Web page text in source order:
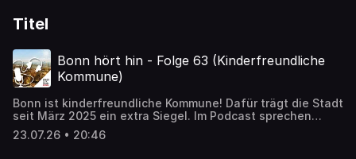
Titel
Bonn hört hin - Folge 63 (Kinderfreundliche
Kommune)
Bonn ist kinderfreundliche Kommune! Dafür trägt die Stadt
seit März 2025 ein extra Siegel. Im Podcast sprechen
Stadtsprecherin Barbara Löcherbach und Felicitas Müller
aus dem Dezernat für Schule, Soziales und Jugend unter
23.07.26 • 20:46